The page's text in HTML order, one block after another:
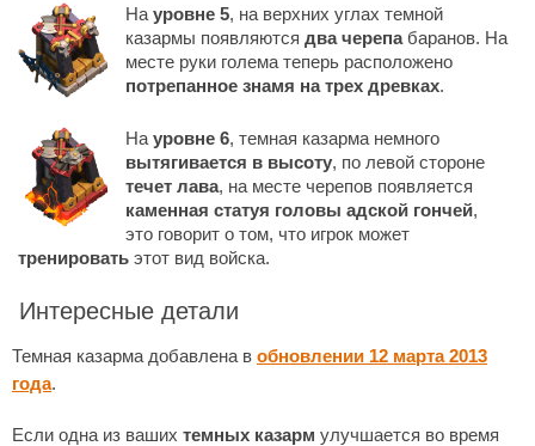
На уровне 5, на верхних углах темной
казармы появляются два черепабаранов. На
месте руки голема теперь расположено
потрепанное знамя на трех древках.
На уровне 6, темная казарма немного
вытягивается в высоту, по левой стороне
течет лава, на месте черепов появляется
каменная статуя головы адской гончей,
это говорит о том, что игрок может
тренировать этот вид войска.
Интересные детали
Темная казарма добавлена в обновлении 12 марта 2013
года.
Если одна из ваших темных казарм улучшается во время